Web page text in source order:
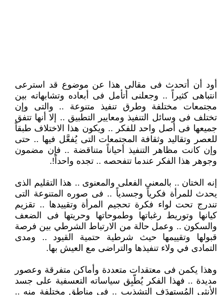
أود أن أتحدث فى مقالى هذا عن موضوع قد استرعى
انتباهى كثيراً .. وجعلنى أتأمل فى أبعاده وتشابهاته بين
مجتمعات مختلفة وطرق تنفيذ متنوعة .. والتى وإن
تختلف فى وسائل التنفيذ ومعايير التطبيق .. إلا أنها تتفق
جميعها فى أصل واحد للفكر .. ويكون هذا الاختلاف طبقاً
للعصر وتقاليد وثقافة المجتمعات التى يُفعَّل فيها .. حتى
وإن كانت مظاهر التنفيذ أحياناً متناقضة .. فإن مضمون
وجوهر هذا الفكر عندما تتفحصه .. تجده واحداً!.
إنه الختان .. بالمعنى الفعلى والمعنوى .. هذا التقليم الذى
يحدث للمرأة فكرياً وجسدياً .. فى صوره المتنوعة التى
تندرج تحت لواء فكرة تحجيم المرأة وتقييدها .. تقزيم
كيانها وتوريط رغباتها وطموحاتها وحريتها فى الضعف
والسكون .. وعمل حالة من الارتباط الشرطي بين فرصة
قبولها وتقييمها حيث شرطية حتمية القيود .. ومدى
التمادى في ولاء تنفيذها والتراضى مع العيش بها.
وهذا يكمن فى معتقدات متعددة وأماكن متفرقة وعصور
مديدة .. فهذا الفكر يُطّبِق سياساته التعسفية على جسد
الأنثى المُستهدَف التشذيب .. فى مناطق مختلفة منه ..